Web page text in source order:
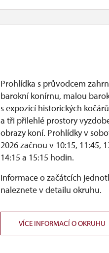
Prohlídka s průvodcem
barokní konírnu, malou
s expozicí historických
a tři přilehlé prostory
obrazy koní. Prohlídky v
2026 začnou v 10:15, 11:45,
14:15 a 15:15 hodin.
Informace o začátcích
naleznete v detailu okruhu.
VÍCE INFORMACÍ O OKRUHU